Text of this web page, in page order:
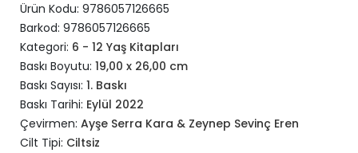
Ürün Kodu: 9786057126665
Barkod: 9786057126665
Kategori: 6 - 12 Yaş Kitapları
Baskı Boyutu: 19,00 x 26,00 cm
Baskı Sayısı: 1. Baskı
Baskı Tarihi: Eylül 2022
Çevirmen: Ayşe Serra Kara & Zeynep Sevinç Eren
Cilt Tipi: Ciltsiz